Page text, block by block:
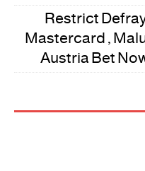
Restrict
Mastercard ,
Austria Bet